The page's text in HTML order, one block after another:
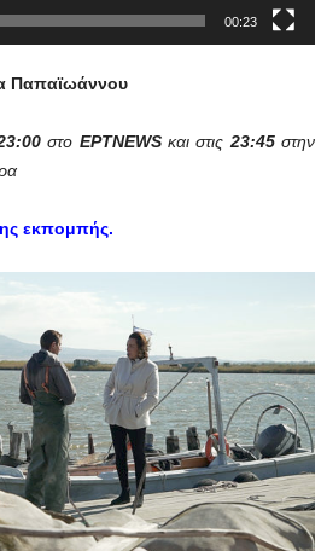
00:23
Παπαϊωάννου
στο EΡΤNEWSκαι στις23:45στην
εκπομπής.